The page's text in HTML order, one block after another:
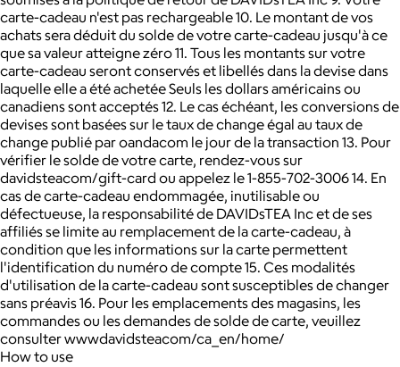
carte-cadeau n'est pas rechargeable 10. Le montant de vos
achats sera déduit du solde de votre carte-cadeau jusqu'à ce
que sa valeur atteigne zéro 11. Tous les montants sur votre
carte-cadeau seront conservés et libellés dans la devise dans
laquelle elle a été achetée Seuls les dollars américains ou
canadiens sont acceptés 12. Le cas échéant, les conversions de
devises sont basées sur le taux de change égal au taux de
change publié par oandacom le jour de la transaction 13. Pour
vérifier le solde de votre carte, rendez-vous sur
davidsteacom/gift-card ou appelez le 1-855-702-3006 14. En
cas de carte-cadeau endommagée, inutilisable ou
défectueuse, la responsabilité de DAVIDsTEA Inc et de ses
affiliés se limite au remplacement de la carte-cadeau, à
condition que les informations sur la carte permettent
l'identification du numéro de compte 15. Ces modalités
d'utilisation de la carte-cadeau sont susceptibles de changer
sans préavis 16. Pour les emplacements des magasins, les
commandes ou les demandes de solde de carte, veuillez
consulter wwwdavidsteacom/ca_en/home/
How to use